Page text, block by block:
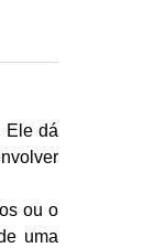
Ele dá
ou o
uma